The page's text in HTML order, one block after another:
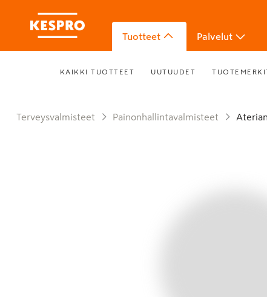
Tuotteet Palvelut
KAIKKI TUOTTEET UUTUUDET
Terveysvalmisteet Painonhallintavalmisteet